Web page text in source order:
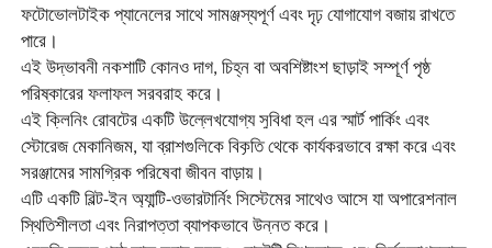
বাড়ি
পণ্য
ভিডিও
ফটোভোলটাইক প্যানেলের সাথে সামঞ্জস্যপূর্ণ এবং দৃঢ় যোগাযোগ বজায় রাখতে
পারে।
এই উদ্ভাবনী নকশাটি কোনও দাগ, চিহ্ন বা অবশিষ্টাংশ ছাড়াই সম্পূর্ণ পৃষ্ঠ
পরিষ্কারের ফলাফল সরবরাহ করে।
এই ক্লিনিং রোবটের একটি উল্লেখযোগ্য সুবিধা হল এর স্মার্ট পার্কিং এবং
স্টোরেজ মেকানিজম, যা ব্রাশগুলিকে বিকৃতি থেকে কার্যকরভাবে রক্ষা করে এবং
সরঞ্জামের সামগ্রিক পরিষেবা জীবন বাড়ায়।
এটি একটি বিল্ট-ইন অ্যান্টি-ওভারটার্নিং সিস্টেমের সাথেও আসে যা অপারেশনাল
স্থিতিশীলতা এবং নিরাপত্তা ব্যাপকভাবে উন্নত করে।